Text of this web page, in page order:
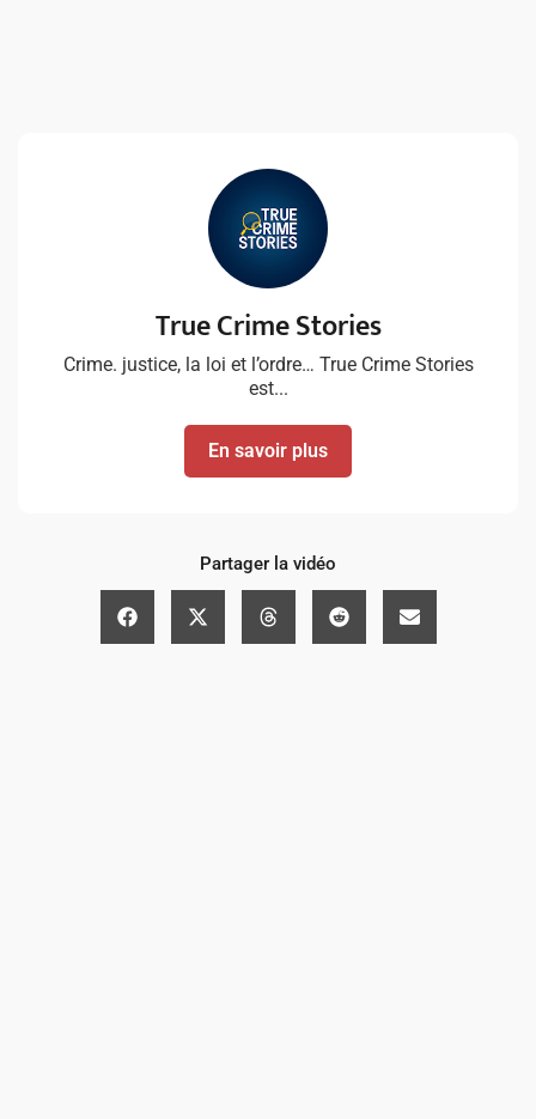
True Crime Stories
Crime. justice, la loi et l’ordre… True Crime Stories
est...
En savoir plus
Partager la vidéo